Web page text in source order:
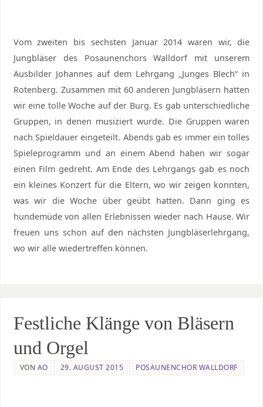
Vom zweiten bis sechsten Januar 2014 waren wir, die
Jungbläser des Posaunenchors Walldorf mit unserem
Ausbilder Johannes auf dem Lehrgang „Junges Blech“ in
Rotenberg. Zusammen mit 60 anderen Jungbläsern hatten
wir eine tolle Woche auf der Burg. Es gab unterschiedliche
Gruppen, in denen musiziert wurde. Die Gruppen waren
nach Spieldauer eingeteilt. Abends gab es immer ein tolles
Spieleprogramm und an einem Abend haben wir sogar
einen Film gedreht. Am Ende des Lehrgangs gab es noch
ein kleines Konzert für die Eltern, wo wir zeigen konnten,
was wir die Woche über geübt hatten. Dann ging es
hundemüde von allen Erlebnissen wieder nach Hause. Wir
freuen uns schon auf den nächsten Jungbläserlehrgang,
wo wir alle wiedertreffen können.
Festliche Klänge von Bläsern
und Orgel
VON AO 29. AUGUST 2015 POSAUNENCHOR WALLDORF